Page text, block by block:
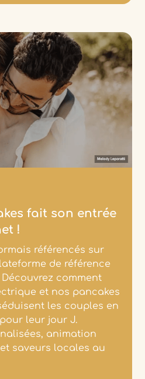
fait son entrée
!
référencés sur
de référence
comment
et nos pancakes
les couples en
leur jour J.
animation
saveurs locales au